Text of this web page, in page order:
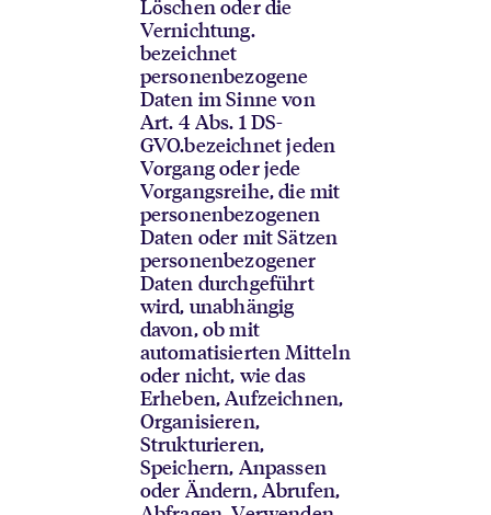
Löschen oder die
Vernichtung.
bezeichnet
personenbezogene
Daten im Sinne von
Art. 4 Abs. 1 DS-
GVO.bezeichnet jeden
Vorgang oder jede
Vorgangsreihe, die mit
personenbezogenen
Daten oder mit Sätzen
personenbezogener
Daten durchgeführt
wird, unabhängig
davon, ob mit
automatisierten Mitteln
oder nicht, wie das
Erheben, Aufzeichnen,
Organisieren,
Strukturieren,
Speichern, Anpassen
oder Ändern, Abrufen,